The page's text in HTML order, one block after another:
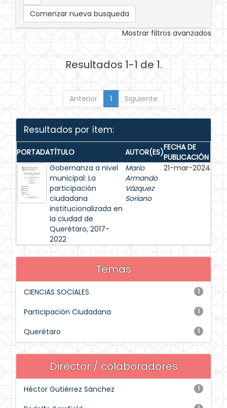
Comenzar nueva busqueda
Mostrar filtros avanzados
Resultados 1-1 de 1.
Anterior 1 Siguiente
Resultados por ítem:
PORTADATÍTULO AUTOR(ES)FECHA DE
PUBLICACIÓN
Gobernanza a nivel
municipal: La
participación
ciudadana
institucionalizada en
la ciudad de
Querétaro, 2017-
2022
Mario
Armando
Vázquez
Soriano
21-mar-2024
Temas
1
CIENCIAS SOCIALES
1
Participación Ciudadana
1
Querétaro
Director / colaboradores
1
Héctor Gutiérrez Sánchez